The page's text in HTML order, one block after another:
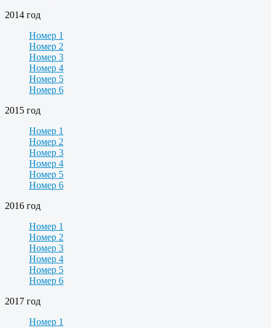
2014 год
Номер 1
Номер 2
Номер 3
Номер 4
Номер 5
Номер 6
2015 год
Номер 1
Номер 2
Номер 3
Номер 4
Номер 5
Номер 6
2016 год
Номер 1
Номер 2
Номер 3
Номер 4
Номер 5
Номер 6
2017 год
Номер 1